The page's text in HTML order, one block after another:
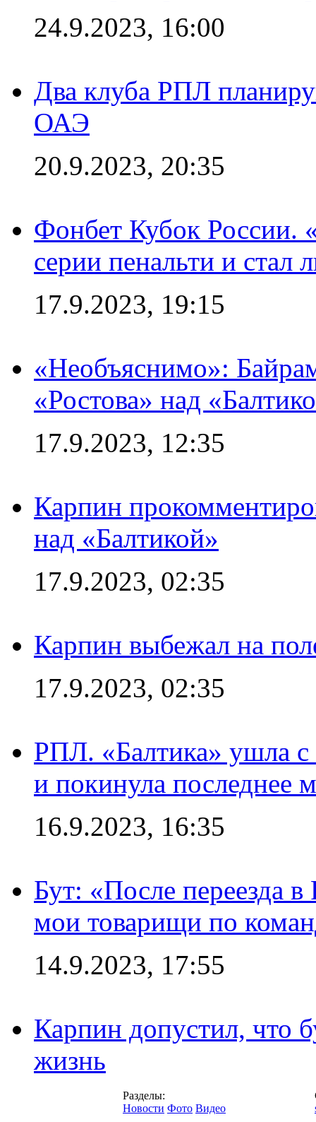
24.9.2023, 16:00
Два клуба РПЛ
ОАЭ
20.9.2023, 20:35
Фонбет Кубок России.
серии пенальти и стал
17.9.2023, 19:15
«Необъяснимо»:
«Ростова» над
17.9.2023, 12:35
Карпин
над «Балтикой»
17.9.2023, 02:35
Карпин выбежал на
17.9.2023, 02:35
РПЛ. «Балтика» ушла с
и покинула последнее
16.9.2023, 16:35
Бут: «После переезда
мои товарищи по
14.9.2023, 17:55
Карпин допустил, что
жизнь
Разделы:
Новости Фото Видео